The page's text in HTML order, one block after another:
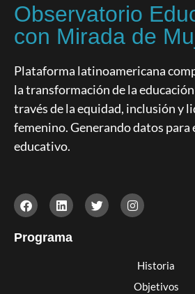
Observatorio
con Mirada de
Plataforma latinoamericana
la transformación de la
través de la equidad, inclusión y
femenino. Generando datos para
educativo.
Programa
Historia
Objetivos